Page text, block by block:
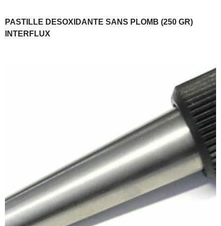
PASTILLE DESOXIDANTE SANS PLOMB (250 GR)
INTERFLUX